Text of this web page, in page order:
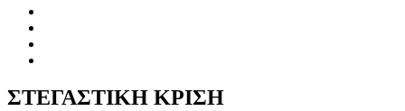
ΣΤΕΓΑΣΤΙΚΗ ΚΡΙΣΗ